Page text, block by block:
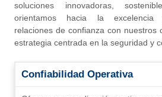
soluciones innovadoras,
orientamos hacia la excelencia
relaciones de confianza con nuestros
estrategia centrada en la seguridad y
Confiabilidad Operativa